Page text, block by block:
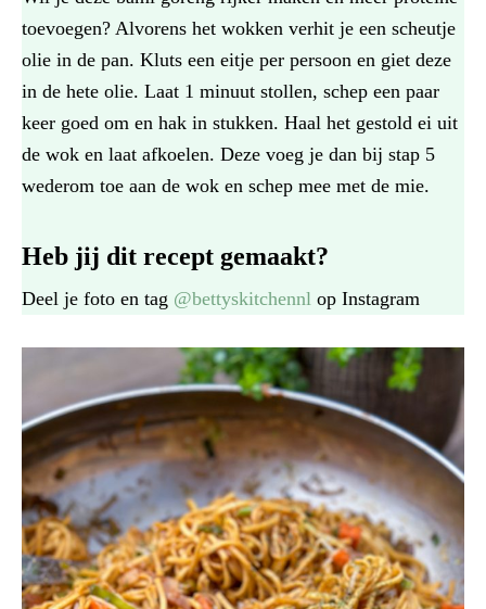
toevoegen? Alvorens het wokken verhit je een scheutje
olie in de pan. Kluts een eitje per persoon en giet deze
in de hete olie. Laat 1 minuut stollen, schep een paar
keer goed om en hak in stukken. Haal het gestold ei uit
de wok en laat afkoelen. Deze voeg je dan bij stap 5
wederom toe aan de wok en schep mee met de mie.
Heb jij dit recept gemaakt?
Deel je foto en tag @bettyskitchennl op Instagram